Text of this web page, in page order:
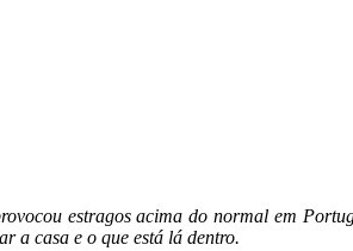
estragos acima do normal em
a casa e o que está lá dentro.